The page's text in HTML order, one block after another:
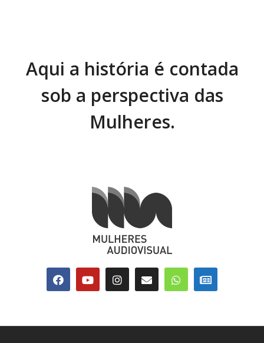
Aqui a história é contada
sob a perspectiva das
Mulheres.